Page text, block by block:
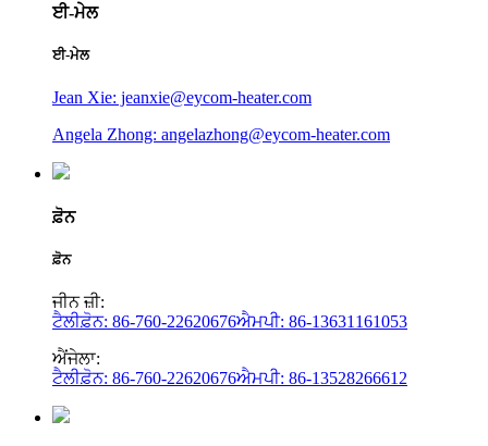
ਈ-ਮੇਲ
ਈ-ਮੇਲ
Jean Xie: jeanxie@eycom-heater.com
Angela Zhong: angelazhong@eycom-heater.com
ਫ਼ੋਨ
ਫ਼ੋਨ
ਜੀਨ ਜ਼ੀ:
ਟੈਲੀਫ਼ੋਨ: 86-760-22620676ਐਮਪੀ: 86-13631161053
ਐਂਜੇਲਾ:
ਟੈਲੀਫ਼ੋਨ: 86-760-22620676ਐਮਪੀ: 86-13528266612